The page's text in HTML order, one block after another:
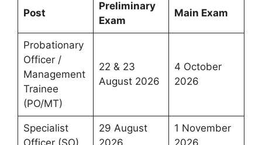
Post
Preliminary
Exam
Main Exam
Probationary
Officer /
Management
Trainee
(PO/MT)
22 & 23
August 2026
4 October
2026
Specialist
Officer (SO)
29 August
2026
1 November
2026